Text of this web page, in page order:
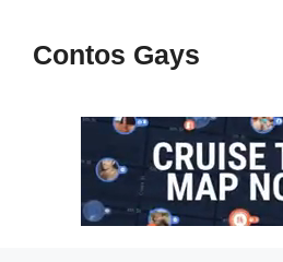
paraContos Gays